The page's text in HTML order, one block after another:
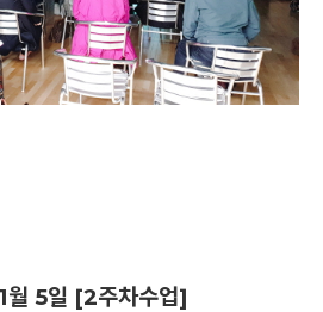
5일 [2주차수업]